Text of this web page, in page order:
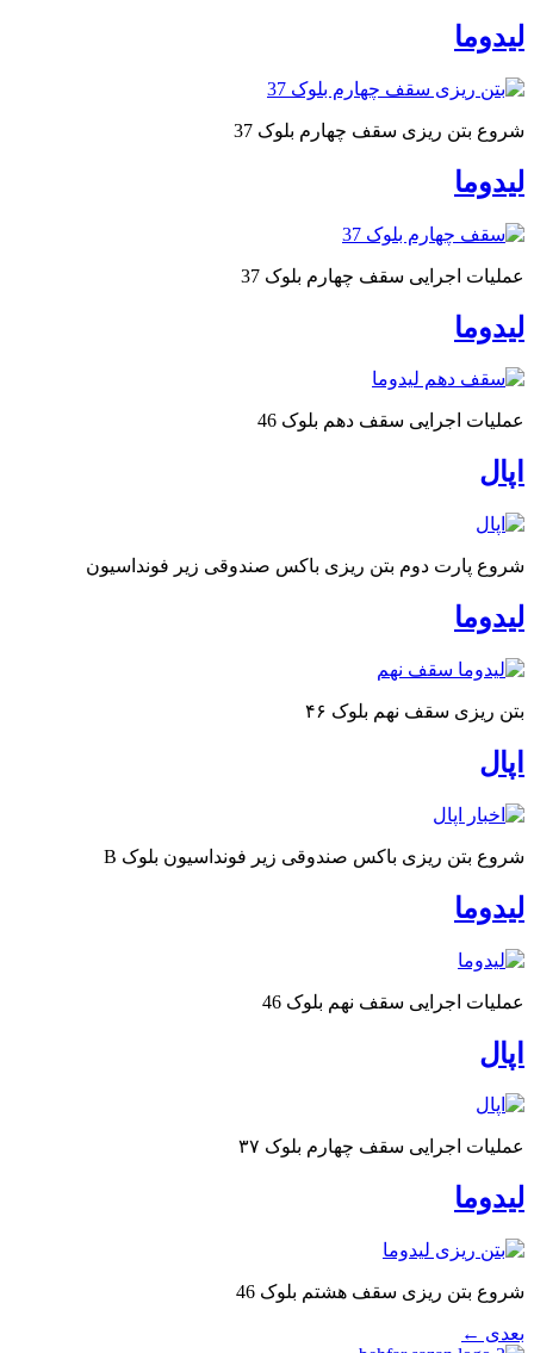
لیدوما
شروع بتن ریزی سقف چهارم بلوک 37
لیدوما
عملیات اجرایی سقف چهارم بلوک 37
لیدوما
عملیات اجرایی سقف دهم بلوک 46
اپال
شروع پارت دوم بتن ریزی باکس صندوقی زیر فونداسیون
لیدوما
بتن ریزی سقف نهم بلوک ۴۶
اپال
شروع بتن ریزی باکس صندوقی زیر فونداسیون بلوک B
لیدوما
عملیات اجرایی سقف نهم بلوک 46
اپال
عملیات اجرایی سقف چهارم بلوک ۳۷
لیدوما
شروع بتن ریزی سقف هشتم بلوک 46
بعدی ←